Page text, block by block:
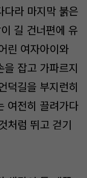
다라 마지막 붉은
길 건너편에 유
린 여자아이와
잡고 가파르지
덕길을 부지런히
여전히 끌려가다
처럼 뛰고 걷기